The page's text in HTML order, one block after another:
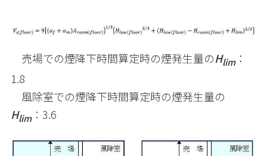
売場での煙降下時間算定時の煙発生量のHlim：
1.8
風除室での煙降下時間算定時の煙発生量の
Hlim： 3.6